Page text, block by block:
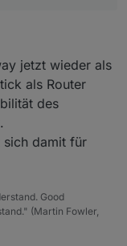
jetzt wieder als
als Router
des
sich damit für
Good
(Martin Fowler,